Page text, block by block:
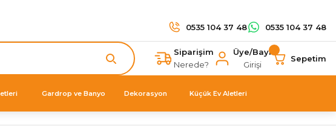
0535 104 37 48 0535 104 37 48
Siparişim
Nerede?
Üye/Bayi
Girişi
Sepetim
Gardrop ve Banyo Dekorasyon Küçük Ev Aletleri